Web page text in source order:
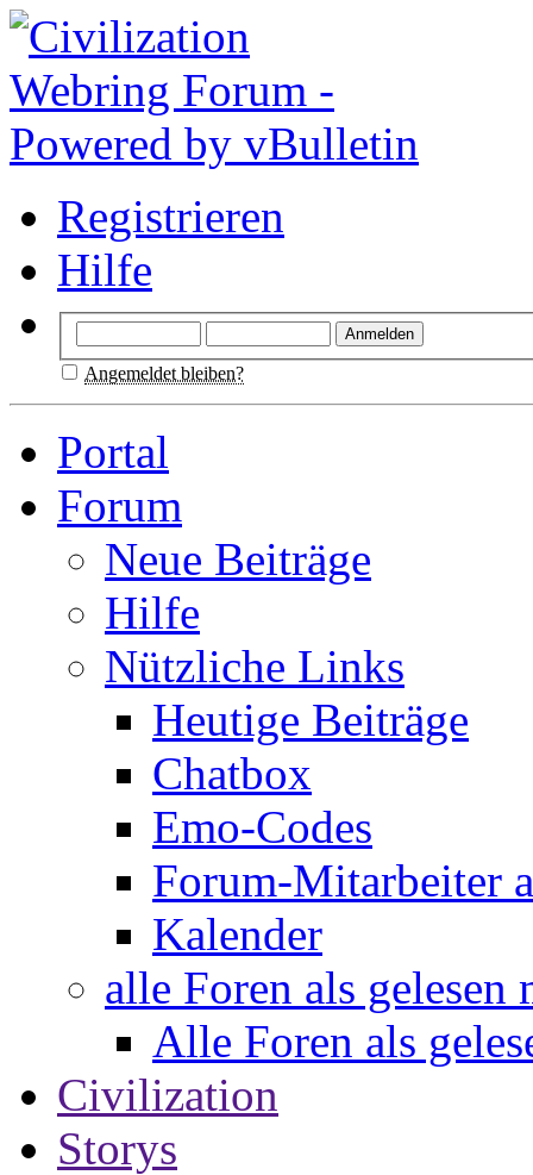
Registrieren
Hilfe
Angemeldet bleiben?
Portal
Forum
Neue Beiträge
Hilfe
Nützliche Links
Heutige Beiträge
Chatbox
Emo-Codes
Forum-Mitarbeiter
Kalender
alle Foren als gelesen
Alle Foren als
Civilization
Storys